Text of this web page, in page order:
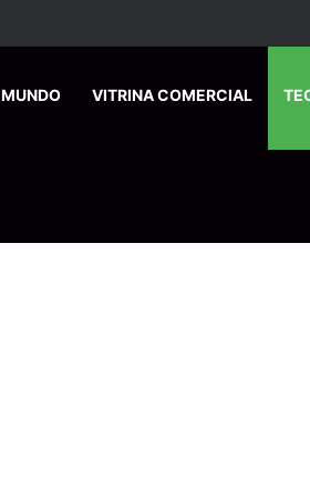
MUNDO VITRINA COMERCIAL